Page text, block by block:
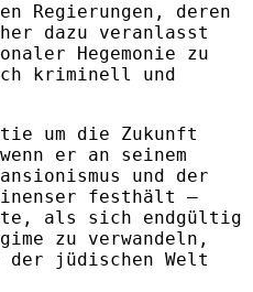
Regierungen, deren
dazu veranlasst
Hegemonie zu
kriminell und
um die Zukunft
er an seinem
und der
festhält –
als sich endgültig
zu verwandeln,
jüdischen Welt